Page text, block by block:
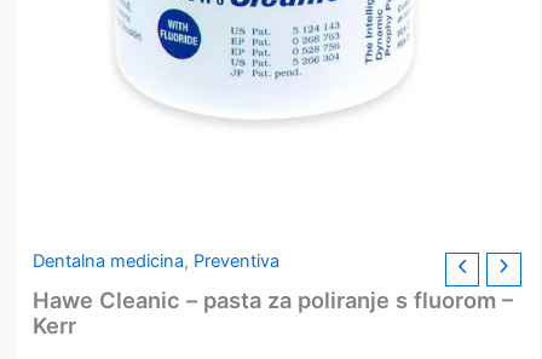
Dentalna medicina, Preventiva
Hawe Cleanic – pasta za poliranje s fluorom –
Kerr